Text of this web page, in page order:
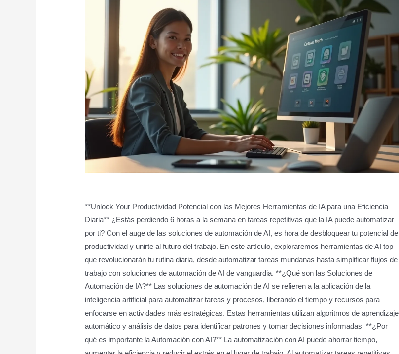
**Unlock Your Productividad Potencial con las Mejores Herramientas de IA para una Eficiencia
Diaria** ¿Estás perdiendo 6 horas a la semana en tareas repetitivas que la IA puede automatizar
por ti? Con el auge de las soluciones de automación de AI, es hora de desbloquear tu potencial de
productividad y unirte al futuro del trabajo. En este artículo, exploraremos herramientas de AI top
que revolucionarán tu rutina diaria, desde automatizar tareas mundanas hasta simplificar flujos de
trabajo con soluciones de automación de AI de vanguardia. **¿Qué son las Soluciones de
Automación de IA?** Las soluciones de automación de AI se refieren a la aplicación de la
inteligencia artificial para automatizar tareas y procesos, liberando el tiempo y recursos para
enfocarse en actividades más estratégicas. Estas herramientas utilizan algoritmos de aprendizaje
automático y análisis de datos para identificar patrones y tomar decisiones informadas. **¿Por
qué es importante la Automación con AI?** La automatización con AI puede ahorrar tiempo,